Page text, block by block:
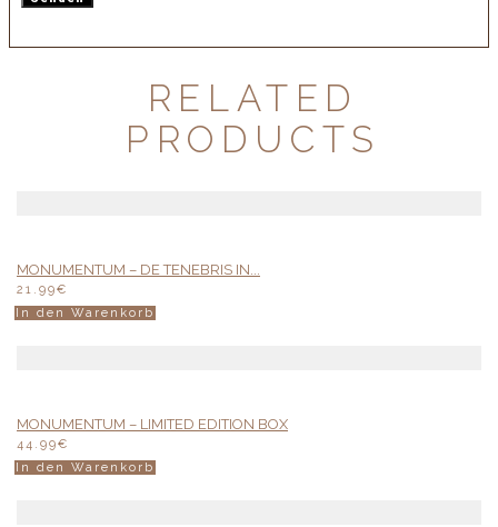
RELATED
PRODUCTS
MONUMENTUM – DE TENEBRIS IN...
21.99€
In den Warenkorb
MONUMENTUM – LIMITED EDITION BOX
44.99€
In den Warenkorb